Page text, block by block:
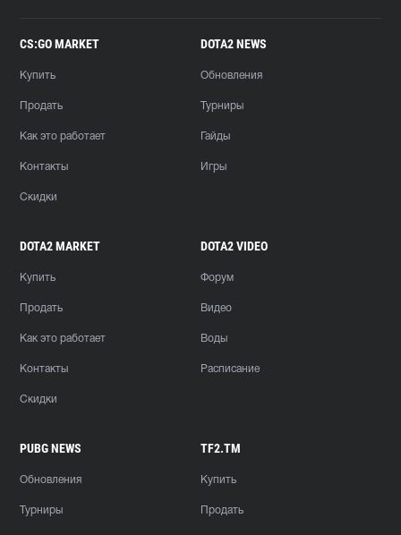
CS:GO MARKET
Купить
Продать
Как это работает
Контакты
Скидки
DOTA2 NEWS
Обновления
Турниры
Гайды
Игры
DOTA2 MARKET
Купить
Продать
Как это работает
Контакты
Скидки
DOTA2 VIDEO
Форум
Видео
Воды
Расписание
PUBG NEWS
Обновления
Турниры
TF2.TM
Купить
Продать